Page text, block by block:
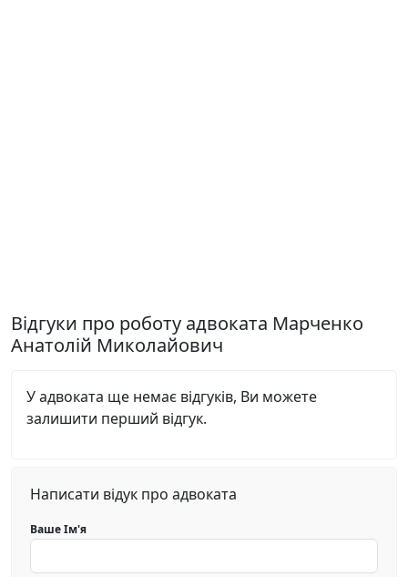
Відгуки про роботу адвоката Марченко
Анатолій Миколайович
У адвоката ще немає відгуків, Ви можете
залишити перший відгук.
Написати відук про адвоката
Ваше Ім'я